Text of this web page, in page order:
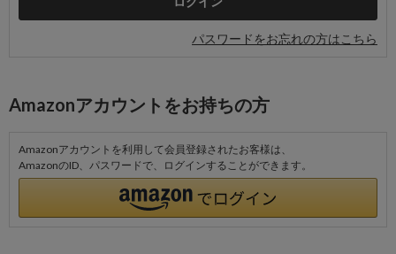
パスワードをお忘れの方はこちら
Amazonアカウントをお持ちの方
Amazonアカウントを利用して会員登録されたお客様は、
AmazonのID、パスワードで、ログインすることができます。